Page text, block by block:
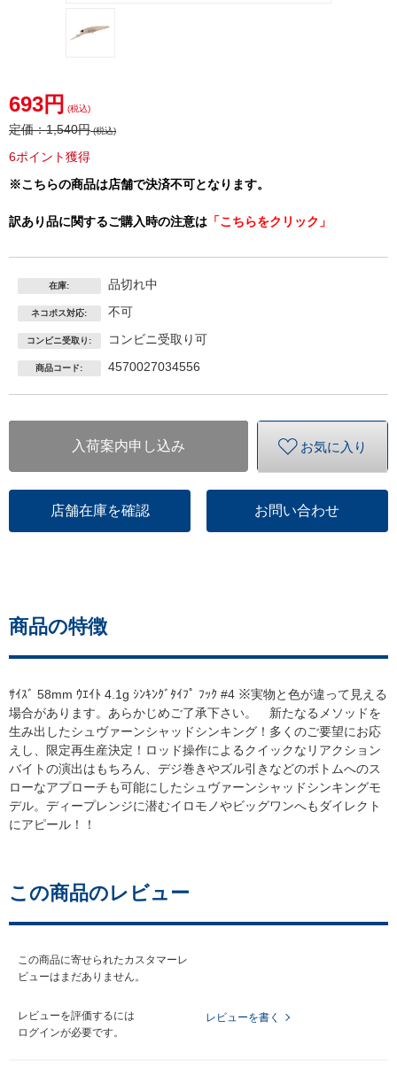
693円 (税込)
定価：1,540円(税込)
6ポイント獲得
※こちらの商品は店舗で決済不可となります。
訳あり品に関するご購入時の注意は 「こちらをクリック」
在庫: 品切れ中
ネコポス対応: 不可
コンビニ受取り: コンビニ受取り可
商品コード: 4570027034556
入荷案内申し込み お気に入り
店舗在庫を確認 お問い合わせ
商品の特徴
ｻｲｽﾞ 58mm ｳｴｲﾄ 4.1g ｼﾝｷﾝｸﾞﾀｲﾌﾟ ﾌｯｸ #4 ※実物と色が違って見える
場合があります。あらかじめご了承下さい。 新たなるメソッドを
生み出したシュヴァーンシャッドシンキング！多くのご要望にお応
えし、限定再生産決定！ロッド操作によるクイックなリアクション
バイトの演出はもちろん、デジ巻きやズル引きなどのボトムへのス
ローなアプローチも可能にしたシュヴァーンシャッドシンキングモ
デル。ディープレンジに潜むイロモノやビッグワンへもダイレクト
にアピール！！
この商品のレビュー
この商品に寄せられたカスタマーレ
ビューはまだありません。
レビューを評価するには
ログインが必要です。
レビューを書く